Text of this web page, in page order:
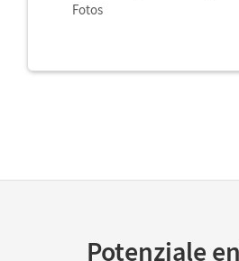
Fotos
Potenziale